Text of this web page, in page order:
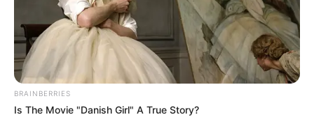
BRAINBERRIES
Is The Movie "Danish Girl" A True Story?